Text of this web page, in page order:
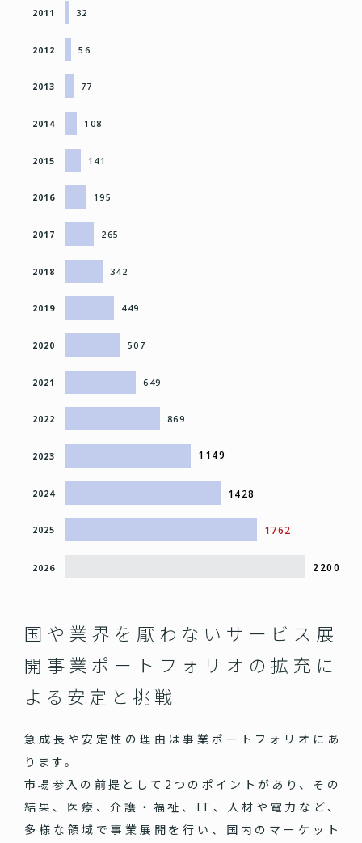
32
2011
56
2012
77
2013
108
2014
141
2015
195
2016
265
2017
342
2018
449
2019
507
2020
649
2021
869
2022
1149
2023
1428
2024
1762
2025
2200
2026
国や業界を厭わないサービス展
開 事業ポートフォリオの拡充に
よる安定と挑戦
急成長や安定性の理由は事業ポートフォリオにあ
ります。
市場参入の前提として2つのポイントがあり、その
結果、医療、介護・福祉、IT、人材や電力など、
多様な領域で事業展開を行い、国内のマーケット